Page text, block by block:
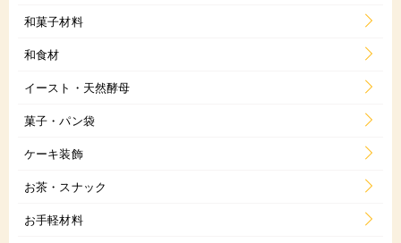
和菓子材料
和食材
イースト・天然酵母
菓子・パン袋
ケーキ装飾
お茶・スナック
お手軽材料